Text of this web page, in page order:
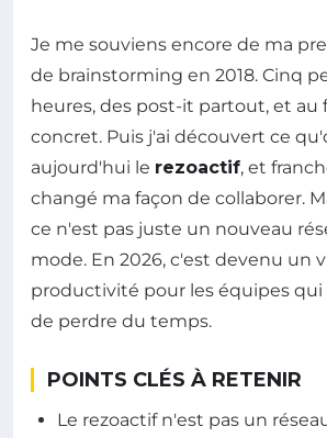
Je me souviens encore de ma
de brainstorming en 2018. Cinq
heures, des post-it partout, et au
concret. Puis j'ai découvert ce
aujourd'hui le rezoactif, et
changé ma façon de collaborer.
ce n'est pas juste un nouveau
mode. En 2026, c'est devenu un
productivité pour les équipes
de perdre du temps.
POINTS CLÉS À RETENIR
Le rezoactif n'est pas un